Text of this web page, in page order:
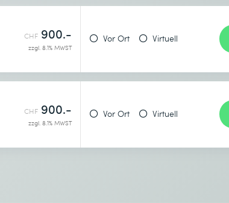
CHF 900.-
zzgl. 8.1% MWST
Vor Ort Virtuell
CHF 900.-
zzgl. 8.1% MWST
Vor Ort Virtuell